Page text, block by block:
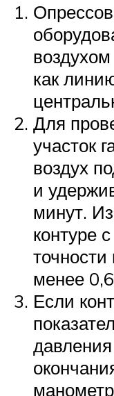
как
Для
участок
воздух
и
минут.
контуре
менее
Если